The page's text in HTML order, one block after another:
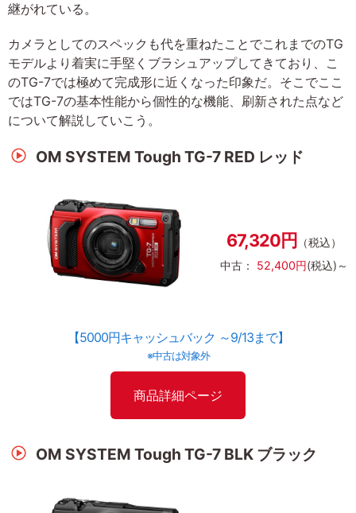
継がれている。
カメラとしてのスペックも代を重ねたことでこれまでのTG
モデルより着実に手堅くブラシュアップしてきており、こ
のTG-7では極めて完成形に近くなった印象だ。そこでここ
ではTG-7の基本性能から個性的な機能、刷新された点など
について解説していこう。
OM SYSTEM Tough TG-7 RED レッド
67,320円 （税込）
中古： 52,400円(税込)～
【5000円キャッシュバック ～9/13まで】
※中古は対象外
商品詳細ページ
OM SYSTEM Tough TG-7 BLK ブラック